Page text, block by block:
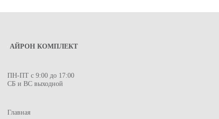
АЙРОН КОМПЛЕКТ
ПН-ПТ с 9:00 до 17:00
СБ и ВС выходной
Главная